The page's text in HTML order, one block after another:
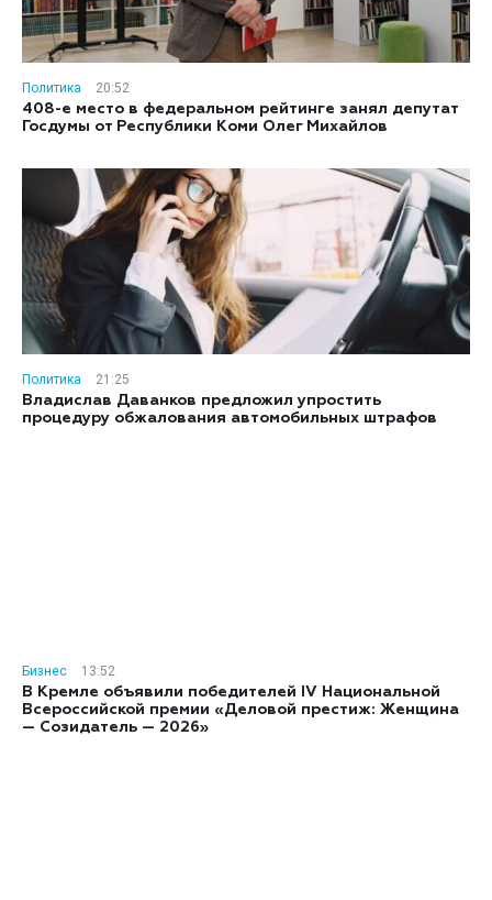
Политика
20:52
408-е место в федеральном рейтинге занял депутат
Госдумы от Республики Коми Олег Михайлов
Политика
21:25
Владислав Даванков предложил упростить
процедуру обжалования автомобильных штрафов
Бизнес
13:52
В Кремле объявили победителей IV Национальной
Всероссийской премии «Деловой престиж: Женщина
— Созидатель — 2026»